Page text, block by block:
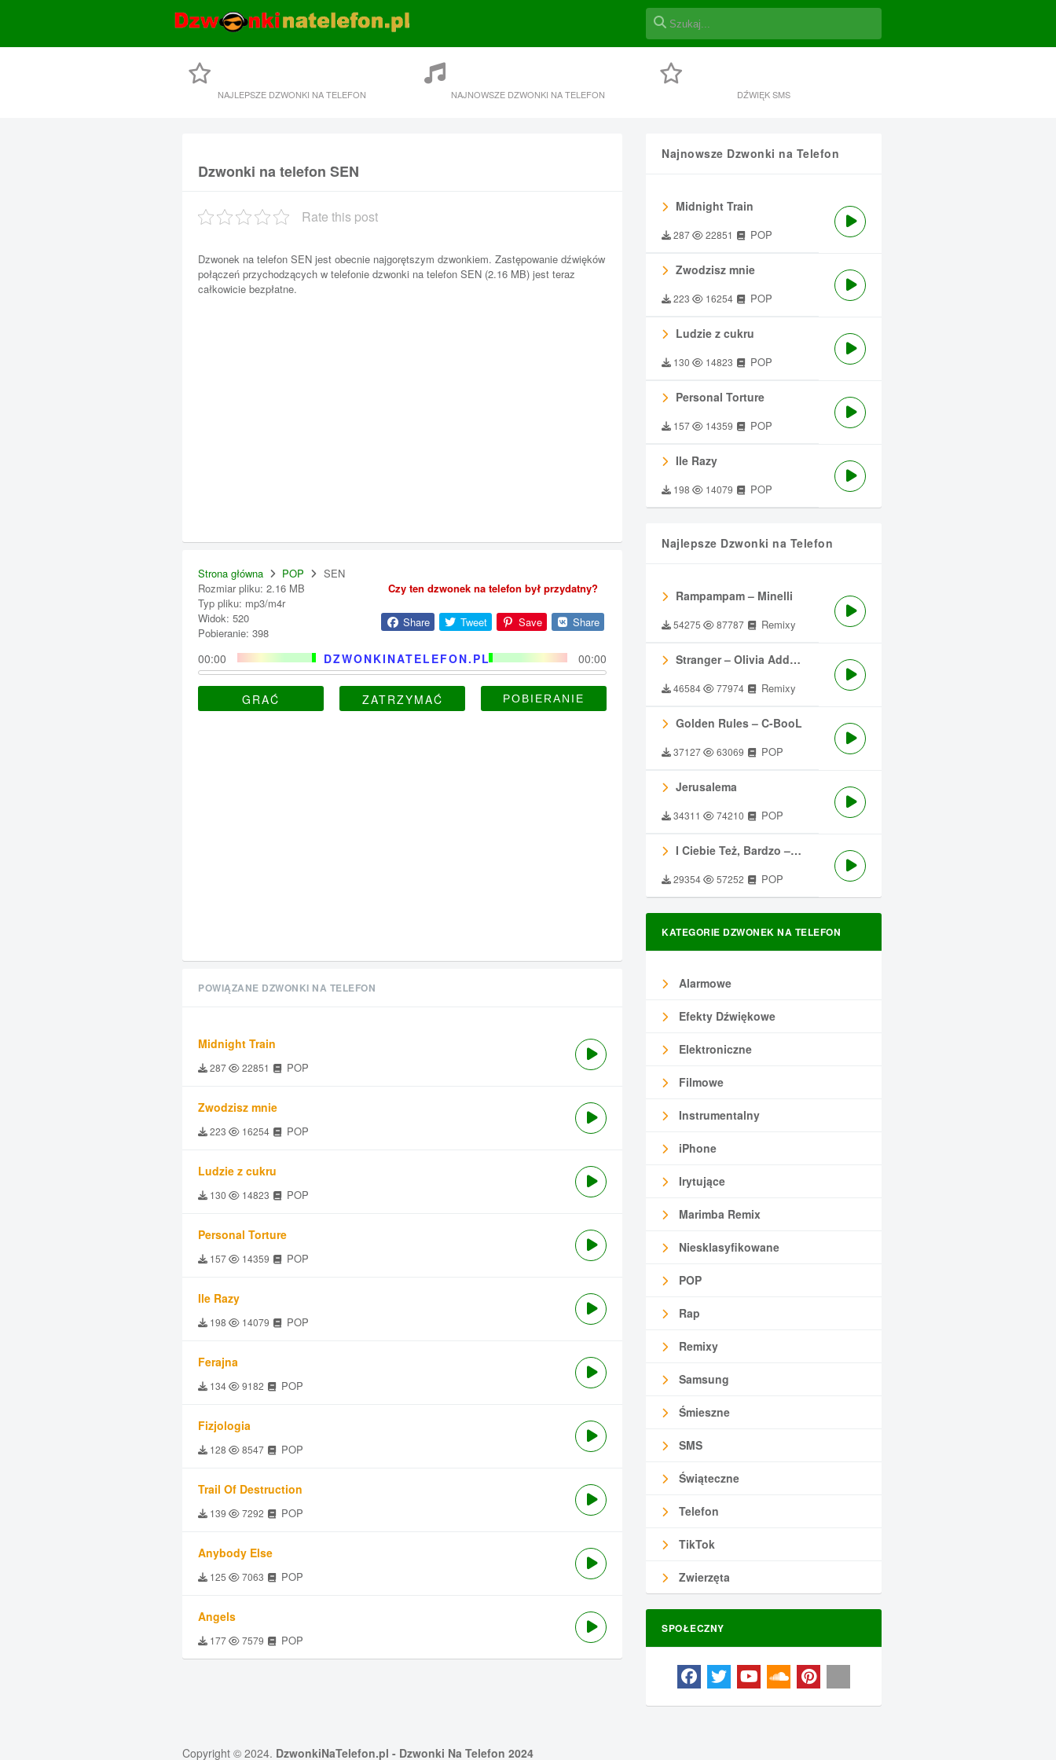
NAJLEPSZE DZWONKI NA TELEFON NAJNOWSZE DZWONKI NA TELEFON DŹWIĘK SMS
Dzwonki na telefon SEN
Rate this post
Dzwonek na telefon SEN jest obecnie najgorętszym dzwonkiem. Zastępowanie dźwięków
połączeń przychodzących w telefonie dzwonki na telefon SEN (2.16 MB) jest teraz
całkowicie bezpłatne.
Strona główna POP
SEN
Rozmiar pliku: 2.16 MB
Typ pliku: mp3/m4r
Widok: 520
Pobieranie: 398
Czy ten dzwonek na telefon był przydatny?
Share Tweet Save Share
DZWONKINATELEFON.PL
00:00 00:00
GRAĆ ZATRZYMAĆ
Najnowsze Dzwonki na Telefon
Midnight Train
287 22851 POP
Zwodzisz mnie
223 16254 POP
Ludzie z cukru
130 14823 POP
Personal Torture
157 14359 POP
Ile Razy
198 14079 POP
Najlepsze Dzwonki na Telefon
Rampampam – Minelli
54275 87787 Remixy
Stranger – Olivia Addams
46584 77974 Remixy
Golden Rules – C-BooL
37127 63069 POP
Jerusalema
34311 74210 POP
I Ciebie Też, Bardzo – Męskie Granie
29354 57252 POP
KATEGORIE DZWONEK NA TELEFON
Alarmowe
Efekty Dźwiękowe
Elektroniczne
Filmowe
Instrumentalny
iPhone
Irytujące
Marimba Remix
Niesklasyfikowane
POP
Rap
Remixy
Samsung
Śmieszne
SMS
Świąteczne
Telefon
TikTok
Zwierzęta
SPOŁECZNY
POWIĄZANE DZWONKI NA TELEFON
Midnight Train
287 22851 POP
Zwodzisz mnie
223 16254 POP
Ludzie z cukru
130 14823 POP
Personal Torture
157 14359 POP
Ile Razy
198 14079 POP
Ferajna
134 9182 POP
Fizjologia
128 8547 POP
Trail Of Destruction
139 7292 POP
Anybody Else
125 7063 POP
Angels
177 7579 POP
Copyright © 2024. DzwonkiNaTelefon.pl - Dzwonki Na Telefon 2024